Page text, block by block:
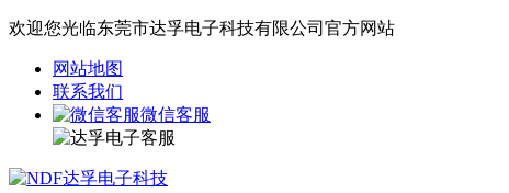
欢迎您光临东莞市达孚电子科技有限公司官方网站
网站地图
联系我们
微信客服